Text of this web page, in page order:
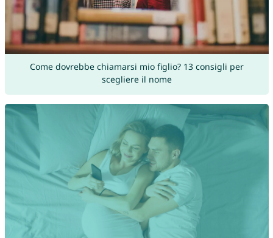
Come dovrebbe chiamarsi mio figlio? 13 consigli per
scegliere il nome